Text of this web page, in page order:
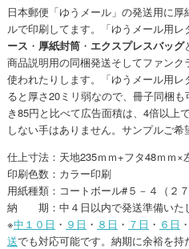
日本郵便「ゆうメール」の発送用に
ルで印刷してます。「ゆうメール用レ
ース ・ 厚紙封筒・ エクスプレスバッグ
商品説明用の同梱発送そしてファン
使われたりします。「ゆうメール用
ると厚さ20ミリ弱なので、冊子同梱も
き85円と比べて広告面積は、4倍以上
しない手はありません。サンプルご希
仕上寸法：天地235ｍｍ+フタ48ｍｍ×
印刷色数：カラー印刷
用紙種類：コートボール#５－４（２
納 期：中４日以内で発送準備いた
※中１０日 ・ ９日 ・ ８日 ・ ７日 ・ ６日 ・
送でも対応可能です。納期に余裕を持